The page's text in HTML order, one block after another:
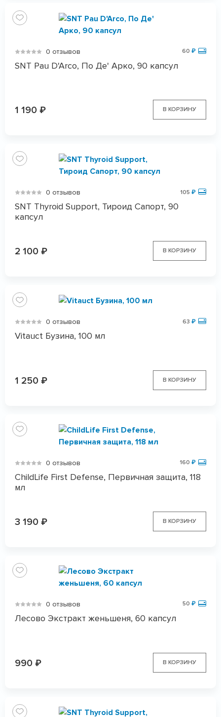
0 отзывов 60 ₽
SNT Pau D'Arco, По Де' Арко, 90 капсул
1 190 ₽ В КОРЗИНУ
0 отзывов 105 ₽
SNT Thyroid Support, Тироид Сапорт, 90
капсул
2 100 ₽ В КОРЗИНУ
0 отзывов 63 ₽
Vitauct Бузина, 100 мл
1 250 ₽ В КОРЗИНУ
0 отзывов 160 ₽
ChildLife First Defense, Первичная защита, 118
мл
3 190 ₽ В КОРЗИНУ
0 отзывов 50 ₽
Лесово Экстракт женьшеня, 60 капсул
990 ₽ В КОРЗИНУ